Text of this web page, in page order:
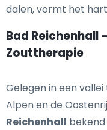
dalen, vormt het
Bad Reichenhall
Zouttherapie
Gelegen in een
Alpen en de
Reichenhall